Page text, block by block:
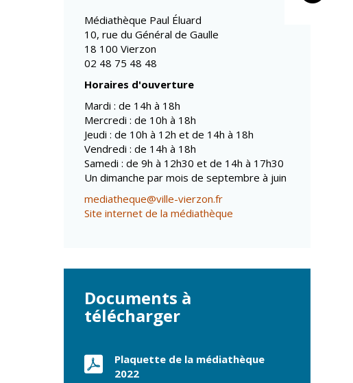
Espaces verts
Réglementation
Transports
Tranquillité
publique
Renouvellement
urbain
Gare de Vierzon
Refuge canin
Urbanisme et
Économie et
commerce
Réseau de chaleur
Conseil municipal
Médiathèque Paul Éluard
10, rue du Général de Gaulle
18 100 Vierzon
02 48 75 48 48
Horaires d'ouverture
Mardi : de 14h à 18h
Mercredi : de 10h à 18h
Jeudi : de 10h à 12h et de 14h à 18h
Vendredi : de 14h à 18h
Samedi : de 9h à 12h30 et de 14h à 17h30
Un dimanche par mois de septembre à juin
mediatheque@ville-vierzon.fr
Site internet de la médiathèque
Documents à
télécharger
Plaquette de la médiathèque
2022